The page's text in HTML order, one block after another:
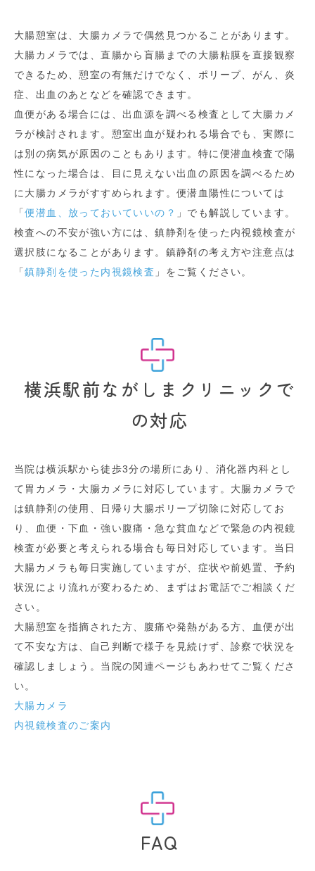
大腸憩室は、大腸カメラで偶然見つかることがあります。
大腸カメラでは、直腸から盲腸までの大腸粘膜を直接観察
できるため、憩室の有無だけでなく、ポリープ、がん、炎
症、出血のあとなどを確認できます。
血便がある場合には、出血源を調べる検査として大腸カメ
ラが検討されます。憩室出血が疑われる場合でも、実際に
は別の病気が原因のこともあります。特に便潜血検査で陽
性になった場合は、目に見えない出血の原因を調べるため
に大腸カメラがすすめられます。便潜血陽性については
「便潜血、放っておいていいの？ 」でも解説しています。
検査への不安が強い方には、鎮静剤を使った内視鏡検査が
選択肢になることがあります。鎮静剤の考え方や注意点は
「鎮静剤を使った内視鏡検査 」をご覧ください。
横浜駅前ながしまクリニックで
の対応
当院は横浜駅から徒歩3分の場所にあり、消化器内科とし
て胃カメラ・大腸カメラに対応しています。大腸カメラで
は鎮静剤の使用、日帰り大腸ポリープ切除に対応してお
り、血便・下血・強い腹痛・急な貧血などで緊急の内視鏡
検査が必要と考えられる場合も毎日対応しています。当日
大腸カメラも毎日実施していますが、症状や前処置、予約
状況により流れが変わるため、まずはお電話でご相談くだ
さい。
大腸憩室を指摘された方、腹痛や発熱がある方、血便が出
て不安な方は、自己判断で様子を見続けず、診察で状況を
確認しましょう。当院の関連ページもあわせてご覧くださ
い。
大腸カメラ
内視鏡検査のご案内
FAQ